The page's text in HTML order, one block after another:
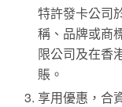
特許發卡公司
稱、品牌或商
限公司及在香
賬。
享用優惠，合